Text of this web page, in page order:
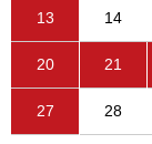
13 14
20 21
27 28